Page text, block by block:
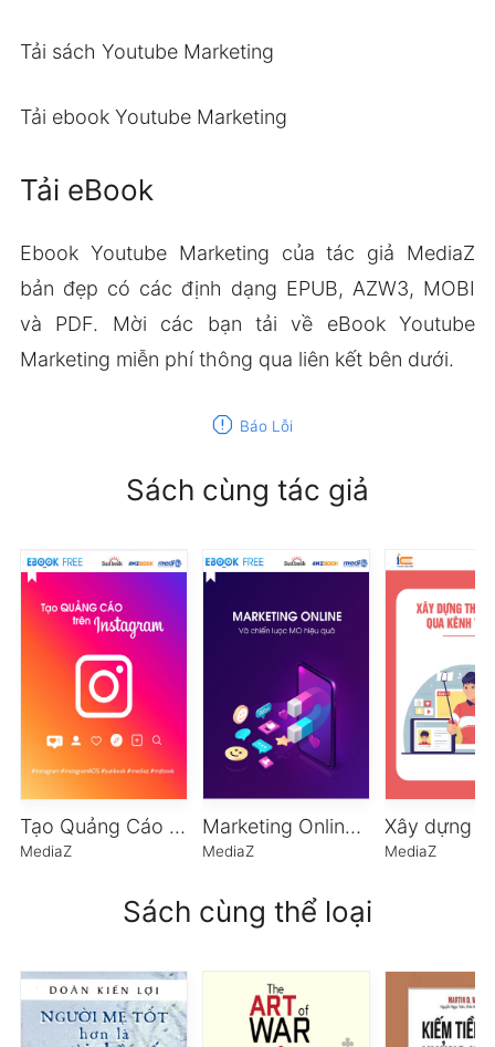
Tải sách Youtube Marketing
Tải ebook Youtube Marketing
Tải eBook
Ebook Youtube Marketing của tác giả MediaZ
bản đẹp có các định dạng EPUB, AZW3, MOBI
và PDF. Mời các bạn tải về eBook Youtube
Marketing miễn phí thông qua liên kết bên dưới.
report Báo Lỗi
Sách cùng tác giả
Tạo Quảng Cáo Trên Instagram
MediaZ
Marketing Online Và chiến lược MO hiệu quả
MediaZ MediaZ
Sách cùng thể loại